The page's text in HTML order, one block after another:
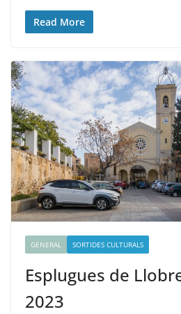
Read More
GENERAL SORTIDES CULTURALS
Esplugues de
2023